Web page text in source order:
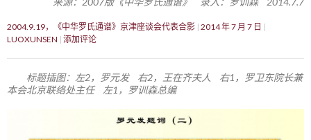
2004.9.19，《中华罗氏通谱》京津座谈会代表合影 2014 年 7 月 7 日
LUOXUNSEN 添加评论
标题插图：左2，罗元发 右2，王在齐夫人 右1，罗卫东院长兼
本会北京联络处主任 左1，罗训森总编